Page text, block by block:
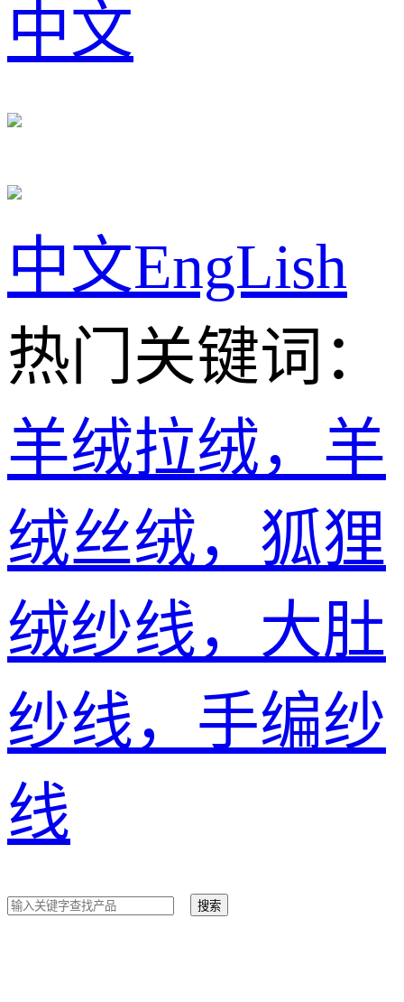
中文
中文EngLish
热门关键词：
羊绒拉绒，羊
绒丝绒，狐狸
绒纱线，大肚
纱线，手编纱
线